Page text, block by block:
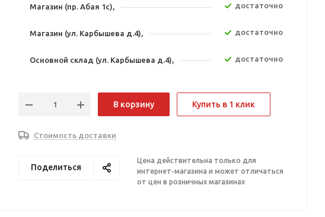
Магазин (пр. Абая 1с), Достаточно
Магазин (ул. Карбышева д.4), Достаточно
Основной склад (ул. Карбышева д.4), Достаточно
В корзину Купить в 1 клик
Стоимость доставки
Поделиться
Цена действительна только для
интернет-магазина и может отличаться
от цен в розничных магазинах